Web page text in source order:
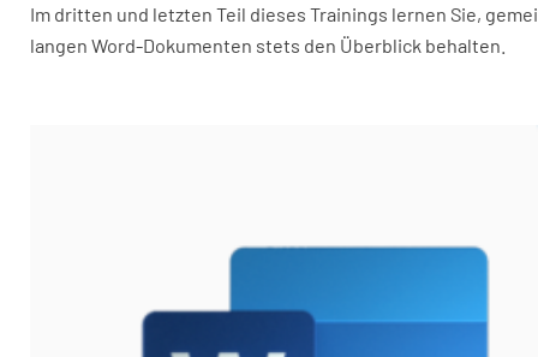
Im dritten und letzten Teil dieses Trainings lernen Sie,
langen Word-Dokumenten stets den Überblick behalten.